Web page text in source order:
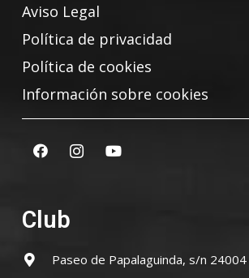
Aviso Legal
Política de privacidad
Política de cookies
Información sobre cookies
Club
Paseo de Papalaguinda, s/n 24004